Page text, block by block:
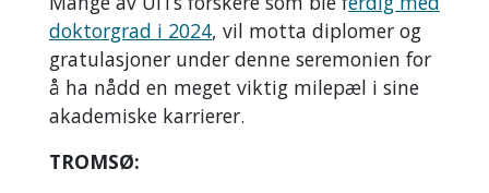
doktorgrad i 2024, vil motta diplomer og
gratulasjoner under denne seremonien for
å ha nådd en meget viktig milepæl i sine
akademiske karrierer.
TROMSØ: